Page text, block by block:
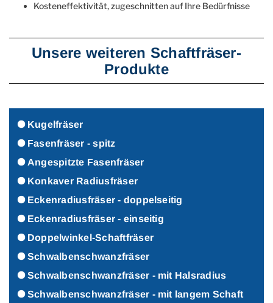
Kosteneffektivität, zugeschnitten auf Ihre Bedürfnisse
Unsere weiteren Schaftfräser-
Produkte
Kugelfräser
Fasenfräser - spitz
Angespitzte Fasenfräser
Konkaver Radiusfräser
Eckenradiusfräser - doppelseitig
Eckenradiusfräser - einseitig
Doppelwinkel-Schaftfräser
Schwalbenschwanzfräser
Schwalbenschwanzfräser - mit Halsradius
Schwalbenschwanzfräser - mit langem Schaft